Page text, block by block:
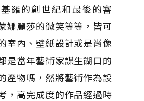
羅的創世紀和最後的審
娜麗莎的微笑等等，皆可
室內、壁紙設計或是肖像
是當年藝術家謀生餬口的
產物嗎，然將藝術作為設
，高完成度的作品經過時